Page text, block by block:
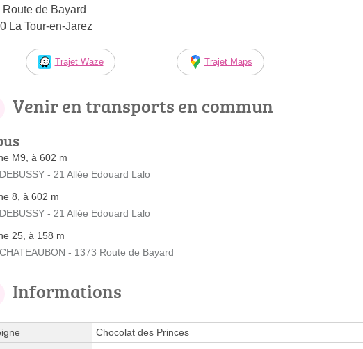
Route de Bayard
La Tour-en-Jarez
Trajet Waze Trajet Maps
Venir en transports en commun
M9, à 602 m
- 21 Allée Edouard Lalo
8, à 602 m
- 21 Allée Edouard Lalo
25, à 158 m
- 1373 Route de Bayard
Informations
Chocolat des Princes